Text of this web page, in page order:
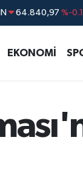
47,7436
64,4811
EKONOMİ